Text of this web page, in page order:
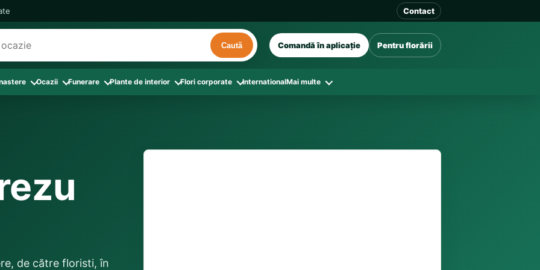
Contact
Caută Comandă în aplicație Pentru florării
interior
rosii
Mama
Prieteni
Ocazii
Flori nou-nascut si botez
Flori pentru aniversari
Funerare
Buchete funerare
Plante de interior
flori
Flori corporate
si Colegi
InternationalMai multe
Flori de Florii
Flori de Paste
de către floristi, în